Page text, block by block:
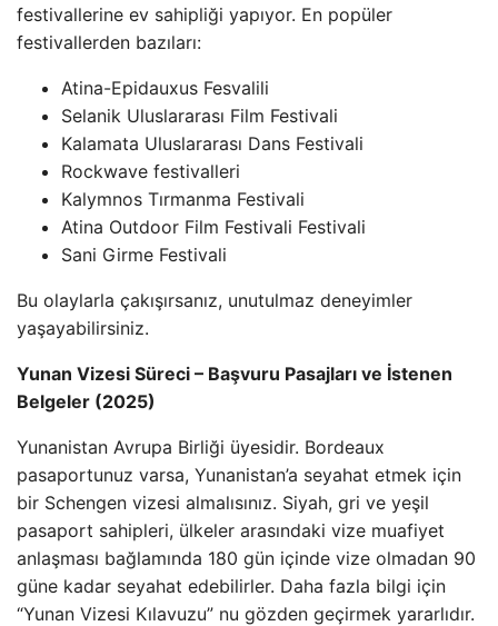
festivallerine ev sahipliği yapıyor. En popüler
festivallerden bazıları:
Atina-Epidauxus Fesvalili
Selanik Uluslararası Film Festivali
Kalamata Uluslararası Dans Festivali
Rockwave festivalleri
Kalymnos Tırmanma Festivali
Atina Outdoor Film Festivali Festivali
Sani Girme Festivali
Bu olaylarla çakışırsanız, unutulmaz deneyimler
yaşayabilirsiniz.
Yunan Vizesi Süreci – Başvuru Pasajları ve İstenen
Belgeler (2025)
Yunanistan Avrupa Birliği üyesidir. Bordeaux
pasaportunuz varsa, Yunanistan’a seyahat etmek için
bir Schengen vizesi almalısınız. Siyah, gri ve yeşil
pasaport sahipleri, ülkeler arasındaki vize muafiyet
anlaşması bağlamında 180 gün içinde vize olmadan 90
güne kadar seyahat edebilirler. Daha fazla bilgi için
“Yunan Vizesi Kılavuzu” nu gözden geçirmek yararlıdır.